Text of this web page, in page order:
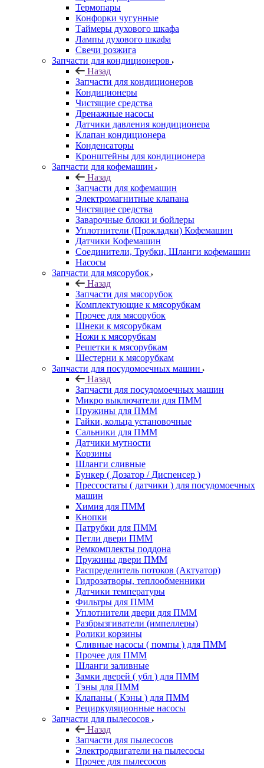
Термопары
Конфорки чугунные
Таймеры духового шкафа
Лампы духового шкафа
Свечи розжига
Запчасти для кондиционеров
Назад
Запчасти для кондиционеров
Кондиционеры
Чистящие средства
Дренажные насосы
Датчики давления кондиционера
Клапан кондиционера
Конденсаторы
Кронштейны для кондиционера
Запчасти для кофемашин
Назад
Запчасти для кофемашин
Электромагнитные клапана
Чистящие средства
Заварочные блоки и бойлеры
Уплотнители (Прокладки) Кофемашин
Датчики Кофемашин
Соединители, Трубки, Шланги кофемашин
Насосы
Запчасти для мясорубок
Назад
Запчасти для мясорубок
Комплектующие к мясорубкам
Прочее для мясорубок
Шнеки к мясорубкам
Ножи к мясорубкам
Решетки к мясорубкам
Шестерни к мясорубкам
Запчасти для посудомоечных машин
Назад
Запчасти для посудомоечных машин
Микро выключатели для ПММ
Пружины для ПММ
Гайки, кольца установочные
Сальники для ПММ
Датчики мутности
Корзины
Шланги сливные
Бункер ( Дозатор / Диспенсер )
Прессостаты ( датчики ) для посудомоечных
машин
Химия для ПММ
Кнопки
Патрубки для ПММ
Петли двери ПММ
Ремкомплекты поддона
Пружины двери ПММ
Распределитель потоков (Актуатор)
Гидрозатворы, теплообменники
Датчики температуры
Фильтры для ПММ
Уплотнители двери для ПММ
Разбрызгиватели (импеллеры)
Ролики корзины
Сливные насосы ( помпы ) для ПММ
Прочее для ПММ
Шланги заливные
Замки дверей ( убл ) для ПММ
Тэны для ПММ
Клапаны ( Кэны ) для ПММ
Рециркуляционные насосы
Запчасти для пылесосов
Назад
Запчасти для пылесосов
Электродвигатели на пылесосы
Прочее для пылесосов